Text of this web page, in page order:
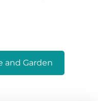
and Garden